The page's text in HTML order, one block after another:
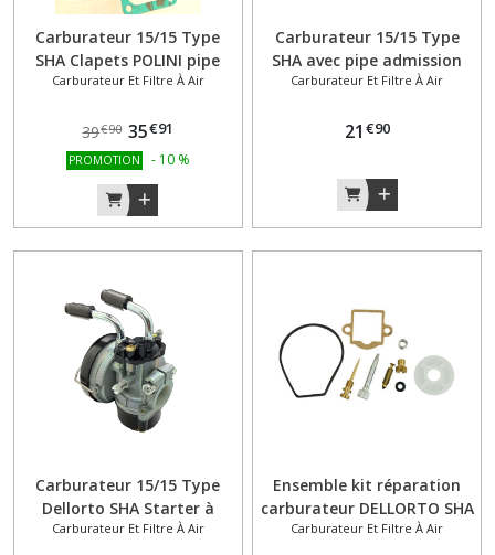
Carburateur 15/15 Type
SHA Clapets POLINI pipe
admission pour Peugeot
Carburateur Et Filtre À Air
39€90 35€91
PROMOTION - 10 %
Carburateur 15/15 Type
SHA avec pipe admission
pour Peugeot 103 SP/MVL
Carburateur Et Filtre À Air
21 €90
Carburateur 15/15 Type
Dellorto SHA Starter à
Câble Peugeot 103 SP MVL
Carburateur Et Filtre À Air
Ensemble kit réparation
carburateur DELLORTO SHA
diamètre: 14, 15, 16mm
Carburateur Et Filtre À Air
air
(20)
capotage
Carter
transmission
vitesse
(17)